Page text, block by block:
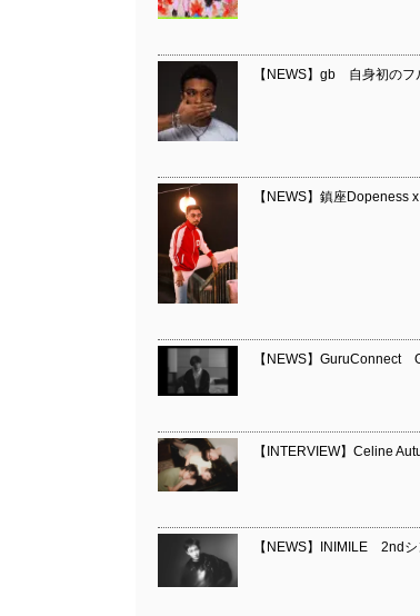
【NEWS】gb 自身初の
【NEWS】鎮座
【NEWS】GuruConnect
【INTERVIEW】Celine
【NEWS】INIMILE 2nd